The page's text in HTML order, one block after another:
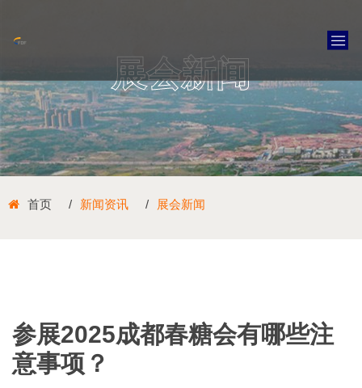
展会新闻
首页 新闻资讯 展会新闻
参展2025成都春糖会有哪些注
意事项？